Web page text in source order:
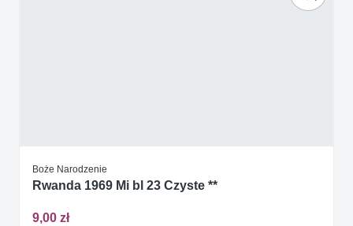
Boże Narodzenie
Rwanda 1969 Mi bl 23 Czyste **
9,00 zł